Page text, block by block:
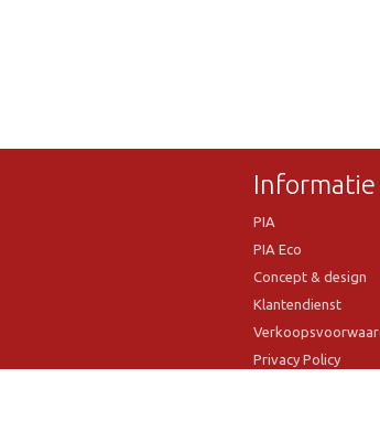
Informatie
PIA
PIA Eco
Concept & design
Klantendienst
Privacy Policy